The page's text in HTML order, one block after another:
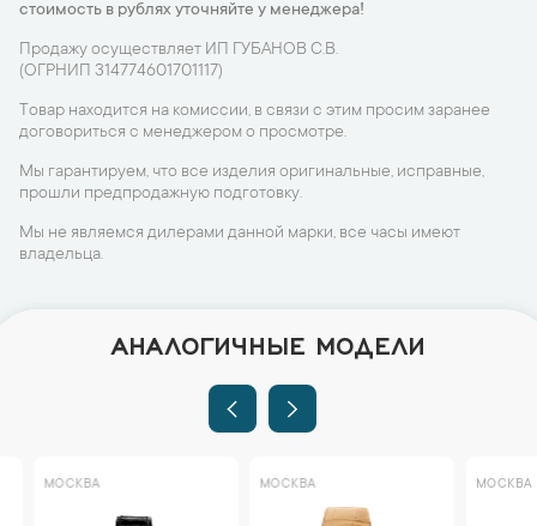
стоимость в рублях уточняйте у менеджера!
Продажу осуществляет ИП ГУБАНОВ С.В.
(ОГРНИП 314774601701117)
Товар находится на комиссии, в связи с этим просим заранее
договориться с менеджером о просмотре.
Мы гарантируем, что все изделия оригинальные, исправные,
прошли предпродажную подготовку.
Мы не являемся дилерами данной марки, все часы имеют
владельца.
АНАЛОГИЧНЫЕ МОДЕЛИ
МОСКВА МОСКВА МОСКВА